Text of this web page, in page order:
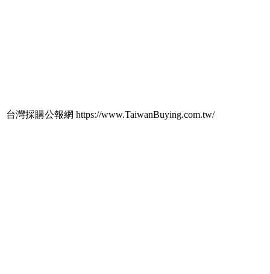
台灣採購公報網 https://www.TaiwanBuying.com.tw/